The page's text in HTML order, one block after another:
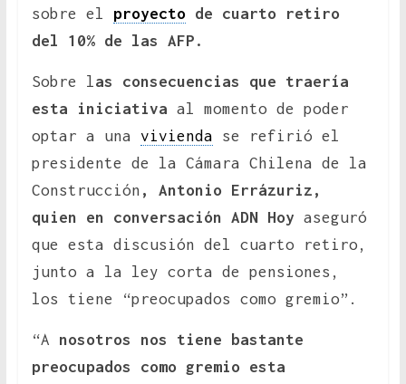
sobre el proyectode cuarto retiro
del 10% de las AFP.
Sobre las consecuencias que traería
esta iniciativa al momento de poder
optar a una vivienda se refirió el
presidente de la Cámara Chilena de la
Construcción , Antonio Errázuriz,
quien en conversación ADN Hoy aseguró
que esta discusión del cuarto retiro,
junto a la ley corta de pensiones,
los tiene “preocupados como gremio”.
“A nosotros nos tiene bastante
preocupados como gremio esta